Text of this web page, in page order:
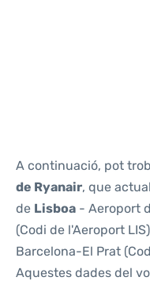
A continuació, pot
de Ryanair, que
de Lisboa - Aeroport
(Codi de l'Aeroport
Barcelona-El Prat
Aquestes dades del